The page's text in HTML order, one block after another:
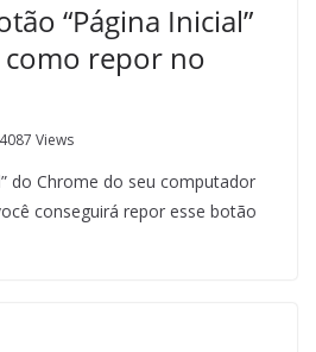
“Página Inicial”
como repor no
4087 Views
do Chrome do seu computador
conseguirá repor esse botão